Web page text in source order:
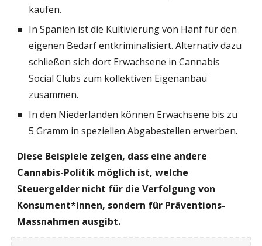
kaufen.
In Spanien ist die Kultivierung von Hanf für den
eigenen Bedarf entkriminalisiert. Alternativ dazu
schließen sich dort Erwachsene in Cannabis
Social Clubs zum kollektiven Eigenanbau
zusammen.
In den Niederlanden können Erwachsene bis zu
5 Gramm in speziellen Abgabestellen erwerben.
Diese Beispiele zeigen, dass eine andere
Cannabis-Politik möglich ist, welche
Steuergelder nicht für die Verfolgung von
Konsument*innen, sondern für Präventions-
Massnahmen ausgibt.